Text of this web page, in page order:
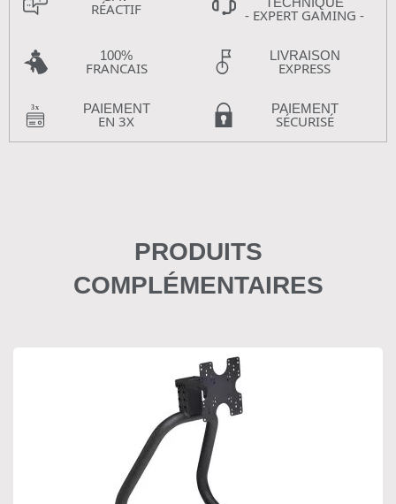
RÉACTIF - EXPERT GAMING -
100%
FRANCAIS
LIVRAISON
EXPRESS
PAIEMENT
EN 3X
PAIEMENT
SÉCURISÉ
PRODUITS
COMPLÉMENTAIRES